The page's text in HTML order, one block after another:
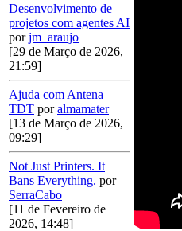
Desenvolvimento de
projetos com agentes AI
porjm_araujo
[29 de Março de 2026,
21:59]
Ajuda com Antena
TDT poralmamater
[13 de Março de 2026,
09:29]
Not Just Printers. It
Bans Everything. por
SerraCabo
[11 de Fevereiro de
2026, 14:48]